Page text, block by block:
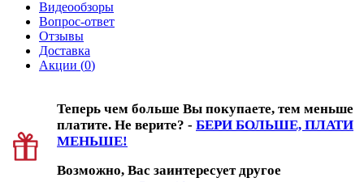
Видеообзоры
Вопрос-ответ
Отзывы
Доставка
Акции (0)
Теперь чем больше Вы покупаете, тем меньше
платите. Не верите? - БЕРИ БОЛЬШЕ, ПЛАТИ
МЕНЬШЕ!
Возможно, Вас заинтересует другое